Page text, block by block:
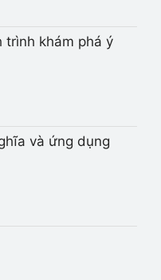
trình khám phá ý
và ứng dụng